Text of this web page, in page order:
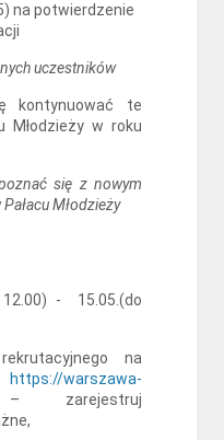
na potwierdzenie
uczestników
kontynuować te
w roku
się z nowym
Młodzieży
- 15.05.(do
na
https://warszawa-
zarejestruj